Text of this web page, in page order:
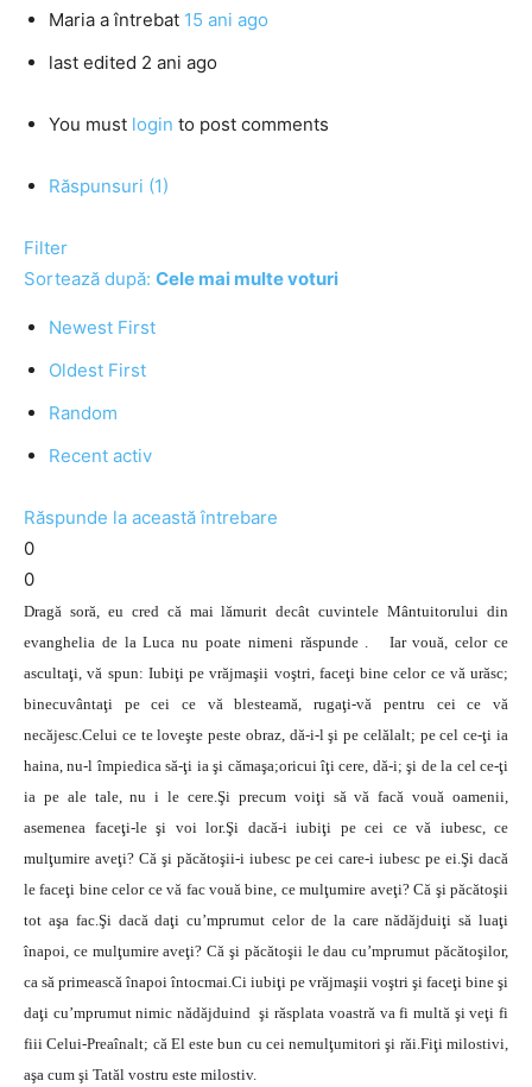
Maria a întrebat 15 ani ago
last edited 2 ani ago
You must login to post comments
Răspunsuri (1)
Filter
Sortează după: Cele mai multe voturi
Newest First
Oldest First
Random
Recent activ
Răspunde la această întrebare
0
0
Dragă soră, eu cred că mai lămurit decât cuvintele Mântuitorului din
evanghelia de la Luca nu poate nimeni răspunde . Iar vouă, celor ce
ascultaţi, vă spun: Iubiţi pe vrăjmaşii voştri, faceţi bine celor ce vă urăsc;
binecuvântaţi pe cei ce vă blesteamă, rugaţi-vă pentru cei ce vă
necăjesc.Celui ce te loveşte peste obraz, dă-i-l şi pe celălalt; pe cel ce-ţi ia
haina, nu-l împiedica să-ţi ia şi cămaşa;oricui îţi cere, dă-i; şi de la cel ce-ţi
ia pe ale tale, nu i le cere.Şi precum voiţi să vă facă vouă oamenii,
asemenea faceţi-le şi voi lor.Şi dacă-i iubiţi pe cei ce vă iubesc, ce
mulţumire aveţi? Că şi păcătoşii-i iubesc pe cei care-i iubesc pe ei.Şi dacă
le faceţi bine celor ce vă fac vouă bine, ce mulţumire aveţi? Că şi păcătoşii
tot aşa fac.Şi dacă daţi cu’mprumut celor de la care nădăjduiţi să luaţi
înapoi, ce mulţumire aveţi? Că şi păcătoşii le dau cu’mprumut păcătoşilor,
ca să primească înapoi întocmai.Ci iubiţi pe vrăjmaşii voştri şi faceţi bine şi
daţi cu’mprumut nimic nădăjduind şi răsplata voastră va fi multă şi veţi fi
fiii Celui-Preaînalt; că El este bun cu cei nemulţumitori şi răi.Fiţi milostivi,
aşa cum şi Tatăl vostru este milostiv.